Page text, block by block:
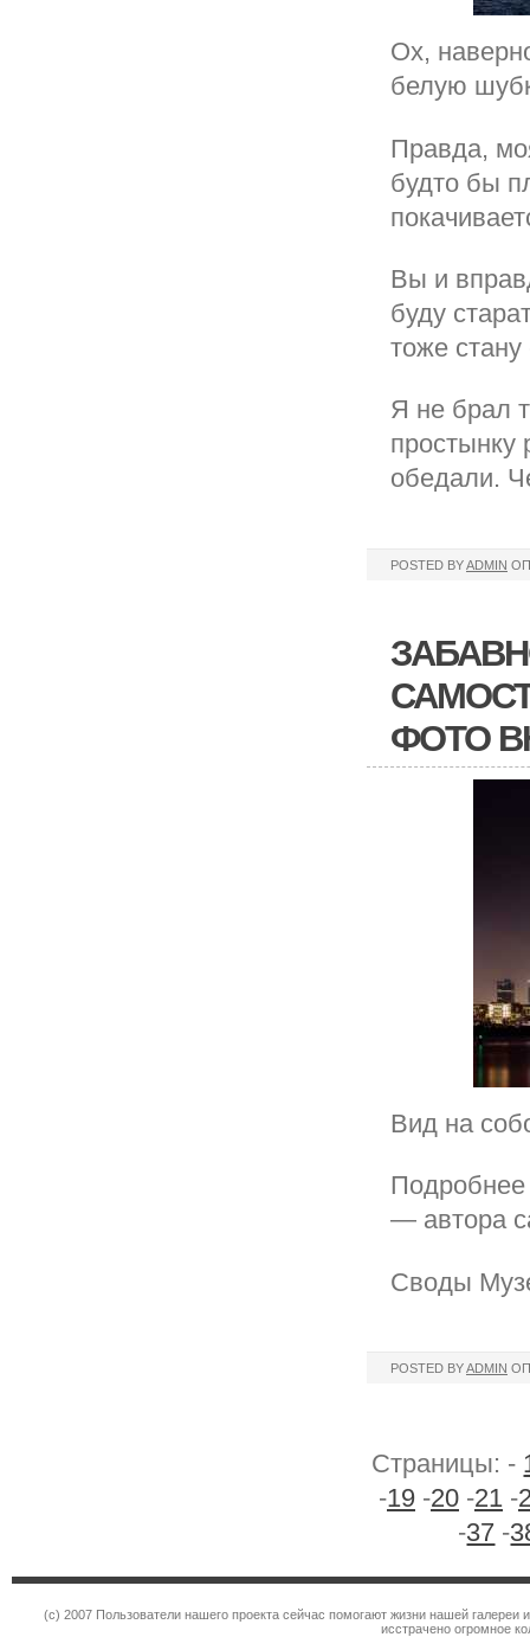
Ох,
белую
Правда,
будто бы
Вы и
буду
тоже
Я не брал
простынку
обедали.
POSTED BYADMIN
ФОТО
Вид на
— автора
Своды
POSTED BYADMIN
Страницы: -
-19 -20 -21 -
-37 -
(c) 2007 Пользователи нашего проекта сейчас помогают жизни нашей
исстрачено огромное